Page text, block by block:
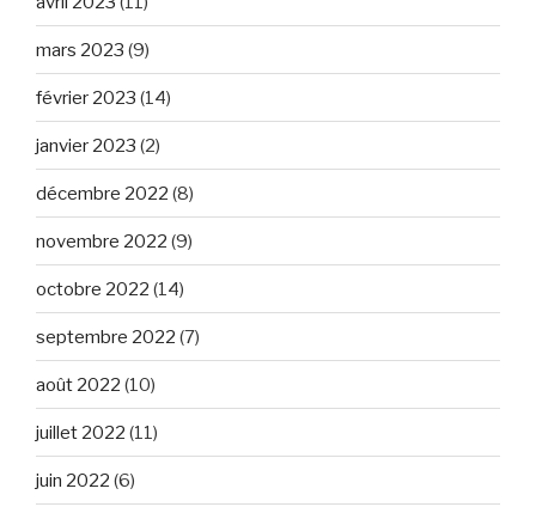
mars 2023 (9)
février 2023 (14)
janvier 2023 (2)
décembre 2022 (8)
novembre 2022 (9)
octobre 2022 (14)
septembre 2022 (7)
août 2022 (10)
juillet 2022 (11)
juin 2022 (6)